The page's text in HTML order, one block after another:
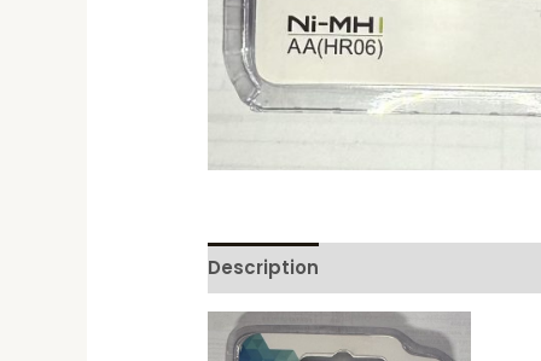
Description